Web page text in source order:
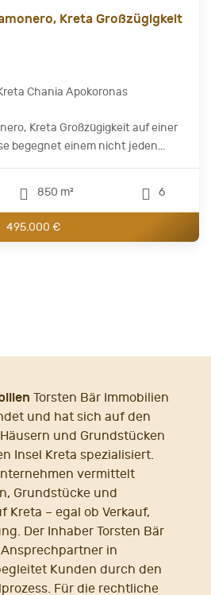
Kreta Großzügigkeit
Chania Apokoronas
Kreta Großzügigkeit auf einer
begegnet einem nicht jeden...
850 m² 6
495.000 €
Torsten Bär Immobilien
und hat sich auf den
und Grundstücken
Insel Kreta spezialisiert.
vermittelt
Grundstücke und
Kreta – egal ob Verkauf,
Der Inhaber Torsten Bär
in
Kunden durch den
Für die rechtliche